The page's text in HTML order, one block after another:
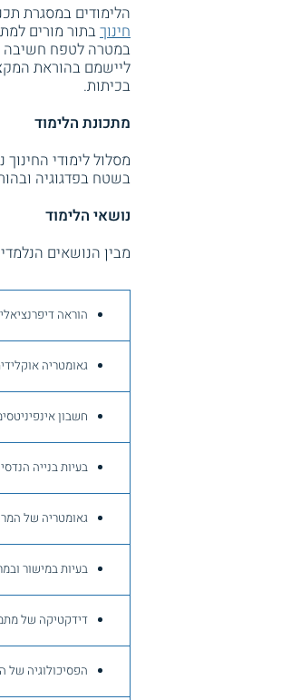
הלימודים במסגרת
חינוךבתור מורים
במטרה לטפח חשיבה
ליישמם בהוראת
בכיתות.
מתכונת הלימוד
מסלול לימודי
בשטח בפדגוגיה
נושאי הלימוד
מבין הנושאים
הוראה
גאומטריה
חשבון
בעיות בנייה
גאומטריה של
בעיות במישור
דידקטיקה של
הפסיכולוגיה של